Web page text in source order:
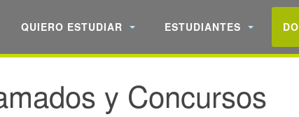
QUIERO ESTUDIAR ESTUDIANTES
y Concursos